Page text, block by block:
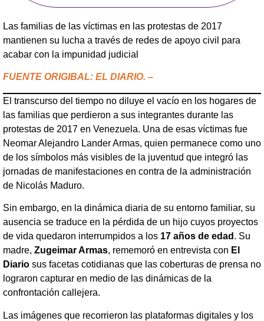
Las familias de las víctimas en las protestas de 2017
mantienen su lucha a través de redes de apoyo civil para
acabar con la impunidad judicial
FUENTE ORIGIBAL: EL DIARIO. –
El transcurso del tiempo no diluye el vacío en los hogares de
las familias que perdieron a sus integrantes durante las
protestas de 2017 en Venezuela. Una de esas víctimas fue
Neomar Alejandro Lander Armas, quien permanece como uno
de los símbolos más visibles de la juventud que integró las
jornadas de manifestaciones en contra de la administración
de Nicolás Maduro.
Sin embargo, en la dinámica diaria de su entorno familiar, su
ausencia se traduce en la pérdida de un hijo cuyos proyectos
de vida quedaron interrumpidos a los 17 años de edad . Su
madre, Zugeimar Armas, rememoró en entrevista con El
Diario sus facetas cotidianas que las coberturas de prensa no
lograron capturar en medio de las dinámicas de la
confrontación callejera.
Las imágenes que recorrieron las plataformas digitales y los